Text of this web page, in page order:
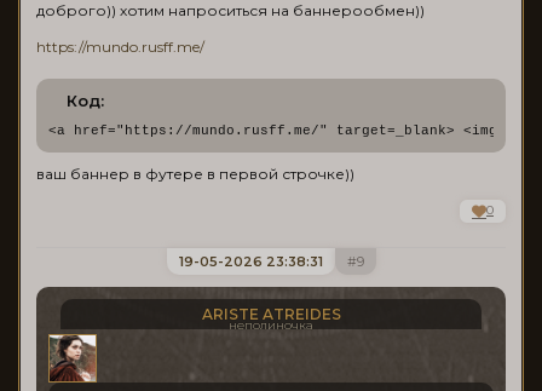
доброго)) хотим напроситься на баннерообмен))
https://mundo.rusff.me/
Код:
<a href="https://mundo.rusff.me/" target=_blank> <img
ваш баннер в футере в первой строчке))
0
9
19-05-2026 23:38:31
ARISTE ATREIDES
неполиночка